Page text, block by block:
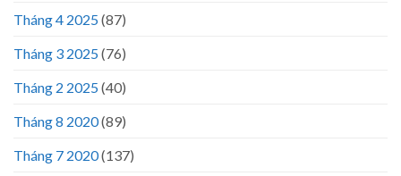
Tháng 4 2025(87)
Tháng 3 2025(76)
Tháng 2 2025(40)
Tháng 8 2020(89)
Tháng 7 2020(137)